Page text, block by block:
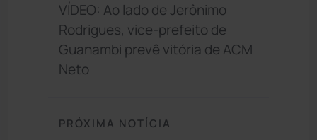
VÍDEO: Ao lado de Jerônimo
Rodrigues, vice-prefeito de
Guanambi prevê vitória de ACM
Neto
PRÓXIMA NOTÍCIA